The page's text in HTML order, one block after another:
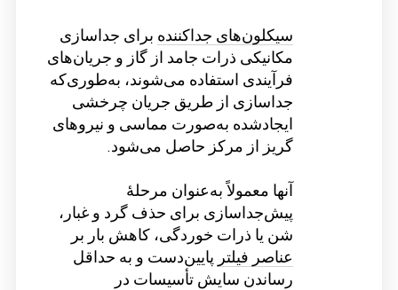
سیکلون‌های جداکننده برای جداسازی
مکانیکی ذرات جامد از گاز و جریان‌های
فرآیندی استفاده می‌شوند، به‌طوری‌که
جداسازی از طریق جریان چرخشی
ایجادشده به‌صورت مماسی و نیروهای
گریز از مرکز حاصل می‌شود.
آنها معمولاً به‌عنوان مرحلهٔ
پیش‌جداسازی برای حذف گرد و غبار،
شن یا ذرات خوردگی، کاهش بار بر
عناصر فیلتر پایین‌دست و به حداقل
رساندن سایش تأسیسات در